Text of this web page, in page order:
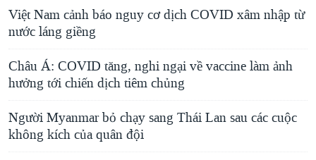
Việt Nam cảnh báo nguy cơ dịch COVID xâm nhập từ
nước láng giềng
Châu Á: COVID tăng, nghi ngại về vaccine làm ảnh
hưởng tới chiến dịch tiêm chủng
Người Myanmar bỏ chạy sang Thái Lan sau các cuộc
không kích của quân đội